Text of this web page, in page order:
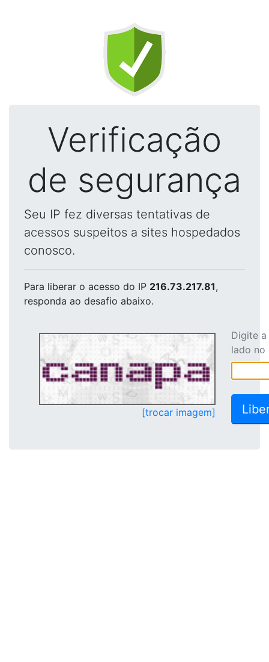
Verificação
de segurança
Seu IP fez diversas tentativas de
acessos suspeitos a sites hospedados
conosco.
Para liberar o acesso do IP 216.73.217.81,
responda ao desafio abaixo.
[trocar imagem]
Digite
lado no